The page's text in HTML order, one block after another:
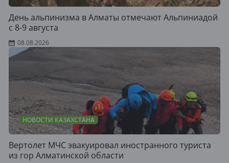
День альпинизма в Алматы отмечают Альпиниадой
с 8-9 августа
08.08.2026
НОВОСТИ КАЗАХСТАНА
Вертолет МЧС эвакуировал иностранного туриста
из гор Алматинской области